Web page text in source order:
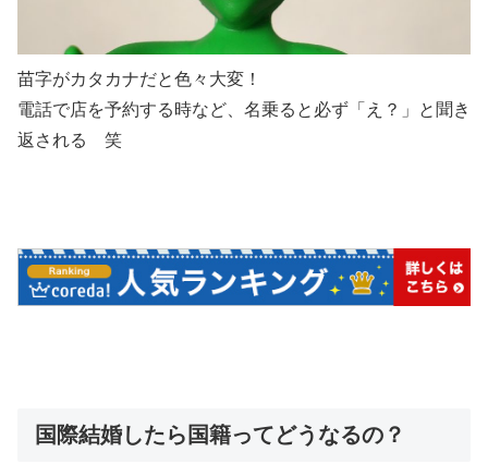
苗字がカタカナだと色々大変！
電話で店を予約する時など、名乗ると必ず「え？」と聞き
返される 笑
国際結婚したら国籍ってどうなるの？